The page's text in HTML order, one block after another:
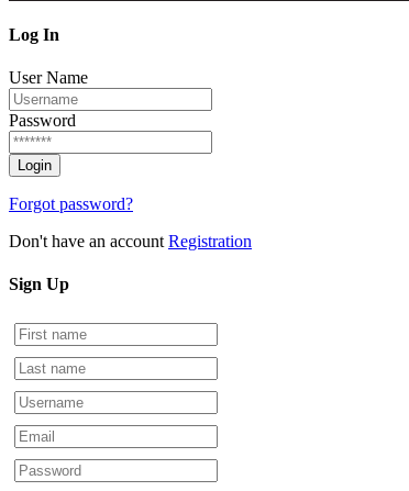
Log In
User Name
Password
Forgot password?
Don't have an account Registration
Sign Up